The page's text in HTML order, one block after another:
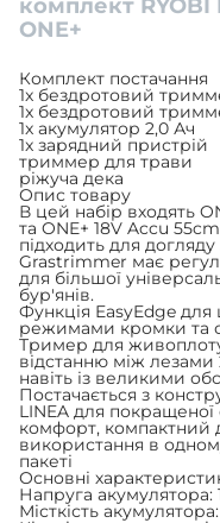
комплект RYOBI
ONE+
Комплект постачання
1x бездротовий
1x бездротовий
1x акумулятор 2,0 Ач
1x зарядний пристрій
триммер для трави
ріжуча дека
Опис товару
В цей набір входять
та ONE+ 18V Accu
підходить для
Grastrimmer має
для більшої
бур'янів.
Функція EasyEdge
режимами кромки та
Тример для
відстанню між
навіть із великими
Постачається з
LINEA для
комфорт, компактний
використання в
пакеті
Основні
Напруга акумулятора:
Місткість